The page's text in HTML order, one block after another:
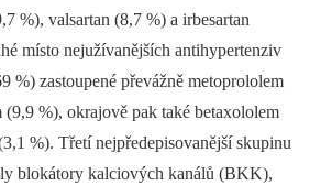
%), valsartan (8,7 %) a irbe­sartan
místo nejužívanějších antihypertenziv
%) zastoupené převážně metoprololem
%), okrajově pak také betaxololem
%). Třetí nejpředepisovanější skupinu
blokátory kalciových kanálů (BKK),